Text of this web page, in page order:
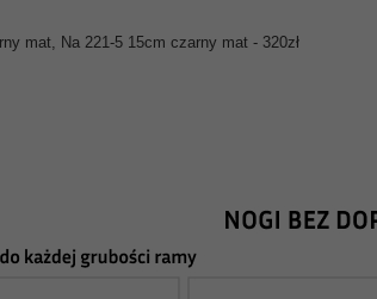
mat, Na 221-5 15cm czarny mat - 320zł